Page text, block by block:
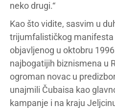
neko drugi.“
Kao što vidite, sasvim u
trijumfalističkog manifesta
objavljenog u oktobru
najbogatijih biznismena u
ogroman novac u
unajmili Čubaisa kao
kampanje i na kraju